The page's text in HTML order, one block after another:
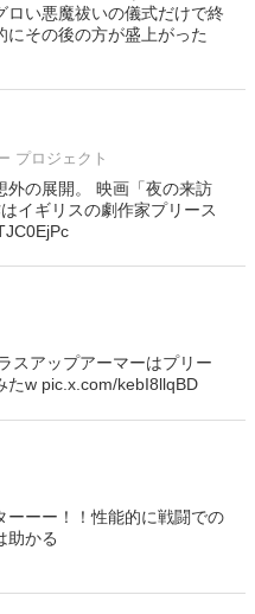
ロい悪魔祓いの儀式だけで終
その後の方が盛上がった
プロジェクト
外の展開。 映画「夜の来訪
イギリスの劇作家プリース
スアップアーマーはプリー
たw pic.x.com/kebI8llqBD
ーーー！！性能的に戦闘での
助かる